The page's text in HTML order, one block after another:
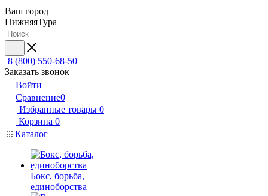
Ваш город
НижняяТура
8 (800) 550-68-50
Заказать звонок
Войти
Сравнение0
Избранные товары 0
Корзина 0
Каталог
Бокс, борьба,
единоборства